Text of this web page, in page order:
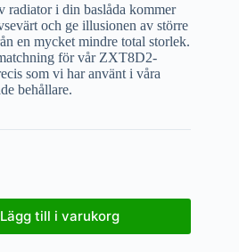
radiator i din baslåda kommer
och ge illusionen av större
en mycket mindre total storlek.
för vår ZXT8D2-
som vi har använt i våra
behållare.
Lägg till i varukorg